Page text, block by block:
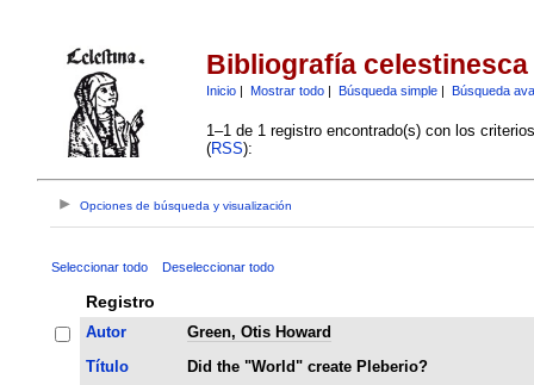
Bibliografía celestinesca
Inicio| Mostrar todo| Búsqueda simple| Búsqueda
1–1 de 1 registro encontrado(s) con los
(RSS):
Opciones de búsqueda y visualización
Seleccionar todo Deseleccionar todo
Registro
Autor
Green, Otis Howard
Título
Did the "World" create Pleberio?